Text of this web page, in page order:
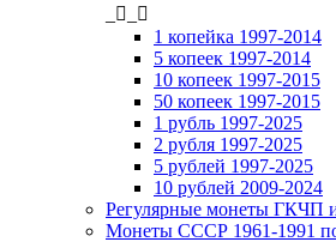
_
_
1 копейка 1997-2014
5 копеек 1997-2014
10 копеек 1997-2015
50 копеек 1997-2015
1 рубль 1997-2025
2 рубля 1997-2025
5 рублей 1997-2025
10 рублей 2009-2024
Регулярные монеты ГКЧП
Монеты СССР 1961-1991